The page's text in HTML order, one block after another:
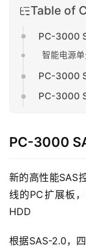
Table of
PC-3000
智能电源单
PC-3000
PC-3000
PC-3000
新的高性能SAS
线的PC扩展板
HDD
根据SAS-2.0，